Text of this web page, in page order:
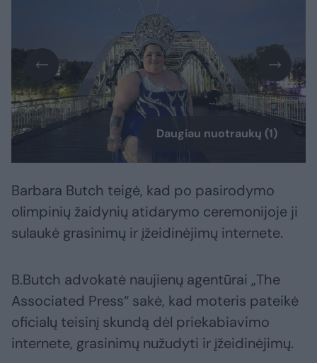
Daugiau nuotraukų (1)
Barbara Butch teigė, kad po pasirodymo
olimpinių žaidynių atidarymo ceremonijoje ji
sulaukė grasinimų ir įžeidinėjimų internete.
B.Butch advokatė naujienų agentūrai „The
Associated Press“ sakė, kad moteris pateikė
oficialų teisinį skundą dėl priekabiavimo
internete, grasinimų nužudyti ir įžeidinėjimų.